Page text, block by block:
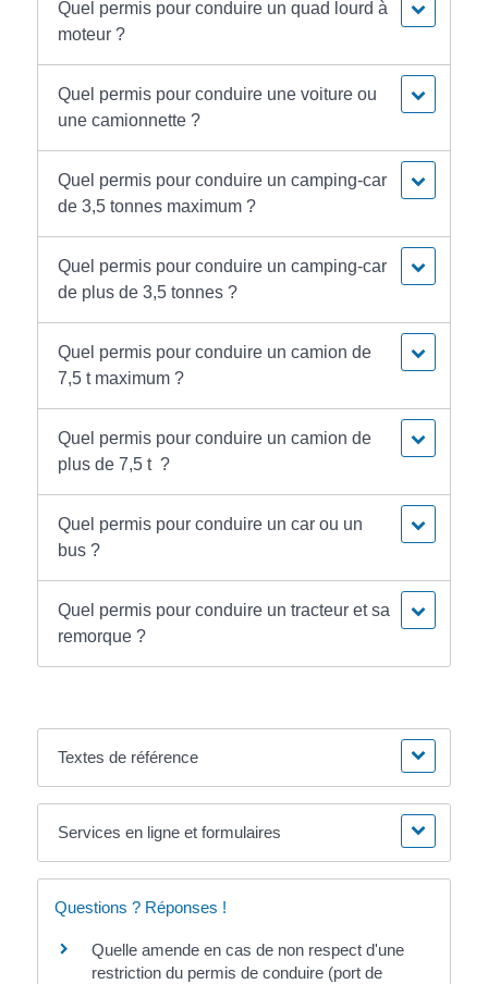
Quel permis pour conduire un quad lourd à
moteur ?
Quel permis pour conduire une voiture ou
une camionnette ?
Quel permis pour conduire un camping-car
de 3,5 tonnes maximum ?
Quel permis pour conduire un camping-car
de plus de 3,5 tonnes ?
Quel permis pour conduire un camion de
7,5 t maximum ?
Quel permis pour conduire un camion de
plus de 7,5 t ?
Quel permis pour conduire un car ou un
bus ?
Quel permis pour conduire un tracteur et sa
remorque ?
Textes de référence
Services en ligne et formulaires
Questions ? Réponses !
Quelle amende en cas de non respect d'une
restriction du permis de conduire (port de